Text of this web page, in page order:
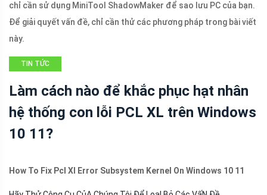
chỉ cần sử dụng MiniTool ShadowMaker để sao lưu PC của bạn.
Để giải quyết vấn đề, chỉ cần thử các phương pháp trong bài viết
này.
TIN TỨC
Làm cách nào để khắc phục hạt nhân
hệ thống con lỗi PCL XL trên Windows
10 11?
How To Fix Pcl Xl Error Subsystem Kernel On Windows 10 11